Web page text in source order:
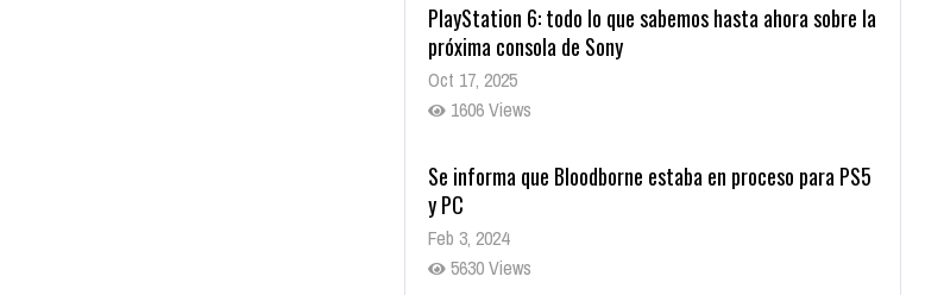
PlayStation 6: todo lo que sabemos hasta ahora sobre la
próxima consola de Sony
Oct 17, 2025
1606 Views
Se informa que Bloodborne estaba en proceso para PS5
y PC
Feb 3, 2024
5630 Views